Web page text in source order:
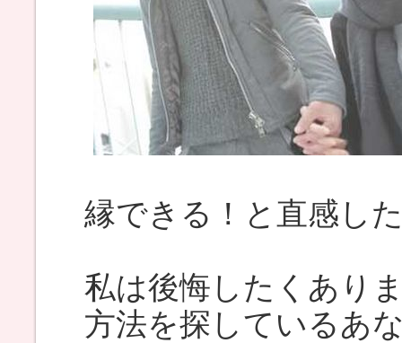
縁できる！と直感し
私は後悔したくあり
方法を探しているあ